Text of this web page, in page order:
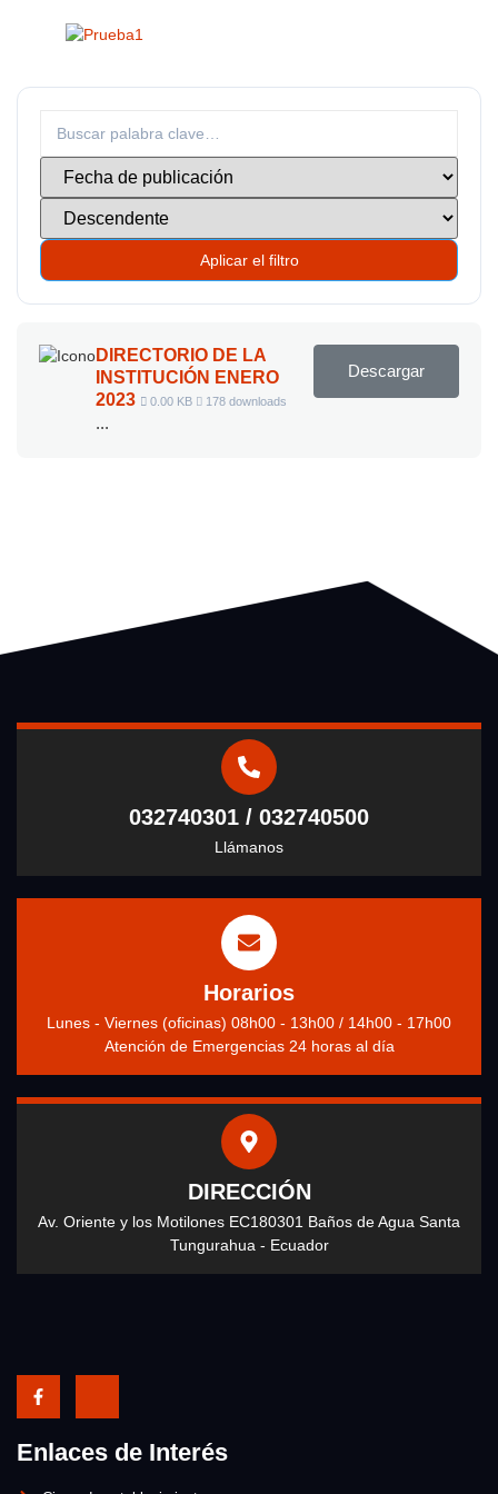
Aplicar el filtro
DIRECTORIO DE LA
INSTITUCIÓN ENERO
2023
0.00 KB 178 downloads
...
Descargar
032740301 / 032740500
Llámanos
Horarios
Lunes - Viernes (oficinas) 08h00 - 13h00 / 14h00 - 17h00
Atención de Emergencias 24 horas al día
DIRECCIÓN
Av. Oriente y los Motilones EC180301 Baños de Agua Santa
Tungurahua - Ecuador
Enlaces de Interés